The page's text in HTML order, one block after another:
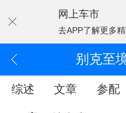
网上车市
去APP了解更多
别克至
综述 文章 参配